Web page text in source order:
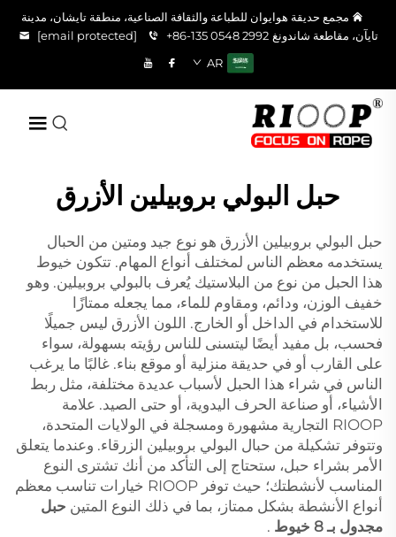
مجمع حديقة هوايوان للطباعة والثقافة الصناعية، منطقة تايشان، مدينة
تايآن، مقاطعة شاندونغ +86-135 0548 2992
[email protected]
AR
حبل البولي بروبيلين الأزرق
حبل البولي بروبيلين الأزرق هو نوع جيد ومتين من الحبال
يستخدمه معظم الناس لمختلف أنواع المهام. تتكون خيوط
هذا الحبل من نوع من البلاستيك يُعرف بالبولي بروبيلين. وهو
خفيف الوزن، ودائم، ومقاوم للماء، مما يجعله ممتازًا
للاستخدام في الداخل أو الخارج. اللون الأزرق ليس جميلًا
فحسب، بل مفيد أيضًا ليتسنى للناس رؤيته بسهولة، سواء
على القارب أو في حديقة منزلية أو موقع بناء. غالبًا ما يرغب
الناس في شراء هذا الحبل لأسباب عديدة مختلفة، مثل ربط
الأشياء، أو صناعة الحرف اليدوية، أو حتى الصيد. علامة
RIOOP التجارية مشهورة ومسجلة في الولايات المتحدة،
وتتوفر تشكيلة من حبال البولي بروبيلين الزرقاء. وعندما يتعلق
الأمر بشراء حبل، ستحتاج إلى التأكد من أنك تشترى النوع
المناسب لأنشطتك؛ حيث توفر RIOOP خيارات تناسب معظم
أنواع الأنشطة بشكل ممتاز، بما في ذلك النوع المتين حبل
مجدول بـ 8 خيوط
.